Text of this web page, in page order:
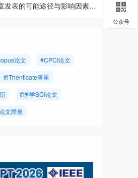
表的可能途径与影响因素探析
论文
#CPCI论文
#iThenticate查重
#医学SCI论文
文降重
公众号